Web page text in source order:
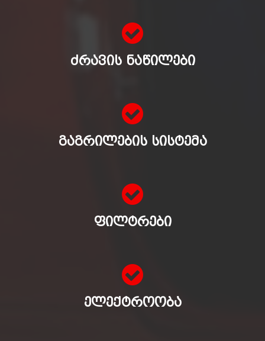
ᲫᲠᲐᲕᲘᲡ ᲜᲐᲬᲘᲚᲔᲑᲘ
ᲒᲐᲒᲠᲘᲚᲔᲑᲘᲡ ᲡᲘᲡᲢᲔᲛᲐ
ᲤᲘᲚᲢᲠᲔᲑᲘ
ᲔᲚᲔᲥᲢᲠᲝᲝᲑᲐ